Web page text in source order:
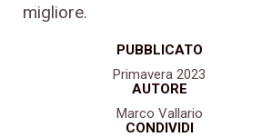
PUBBLICATO
Primavera 2023
AUTORE
Marco Vallario
CONDIVIDI
migliore.